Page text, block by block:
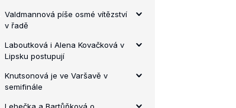
Valdmannová píše osmé vítězství
v řadě
Laboutková i Alena Kovačková v
Lipsku postupují
Knutsonová je ve Varšavě v
semifinále